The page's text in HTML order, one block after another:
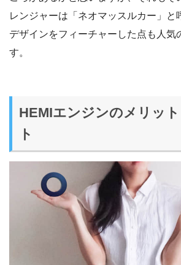
レンジャーは「ネオマッスルカー」と
デザインをフィーチャーした点も人気
す。
HEMIエンジンのメリッ
ト